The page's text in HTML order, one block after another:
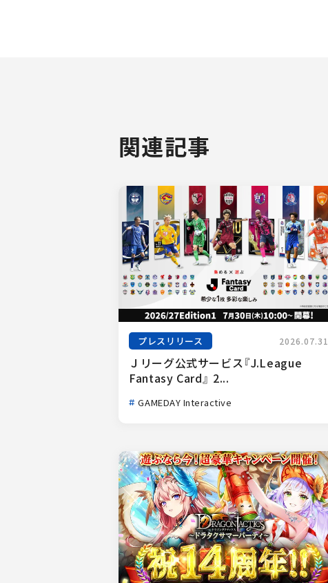
関連記事
プレスリリース 2026.07.31
Ｊリーグ公式サービス『J.League
Fantasy Card』 2...
GAMEDAY Interactive